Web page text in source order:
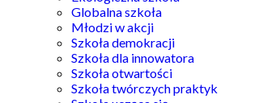
Globalna szkoła
Młodzi w akcji
Szkoła demokracji
Szkoła dla innowatora
Szkoła otwartości
Szkoła twórczych praktyk